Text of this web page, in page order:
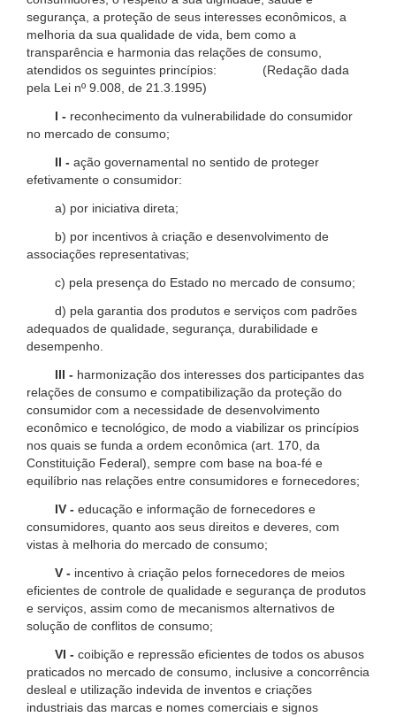
segurança, a proteção de seus interesses econômicos, a
melhoria da sua qualidade de vida, bem como a
transparência e harmonia das relações de consumo,
atendidos os seguintes princípios: (Redação dada
pela Lei nº 9.008, de 21.3.1995)
I - reconhecimento da vulnerabilidade do consumidor
no mercado de consumo;
II - ação governamental no sentido de proteger
efetivamente o consumidor:
a) por iniciativa direta;
b) por incentivos à criação e desenvolvimento de
associações representativas;
c) pela presença do Estado no mercado de consumo;
d) pela garantia dos produtos e serviços com padrões
adequados de qualidade, segurança, durabilidade e
desempenho.
III - harmonização dos interesses dos participantes das
relações de consumo e compatibilização da proteção do
consumidor com a necessidade de desenvolvimento
econômico e tecnológico, de modo a viabilizar os princípios
nos quais se funda a ordem econômica (art. 170, da
Constituição Federal), sempre com base na boa-fé e
equilíbrio nas relações entre consumidores e fornecedores;
IV - educação e informação de fornecedores e
consumidores, quanto aos seus direitos e deveres, com
vistas à melhoria do mercado de consumo;
V - incentivo à criação pelos fornecedores de meios
eficientes de controle de qualidade e segurança de produtos
e serviços, assim como de mecanismos alternativos de
solução de conflitos de consumo;
VI - coibição e repressão eficientes de todos os abusos
praticados no mercado de consumo, inclusive a concorrência
desleal e utilização indevida de inventos e criações
industriais das marcas e nomes comerciais e signos